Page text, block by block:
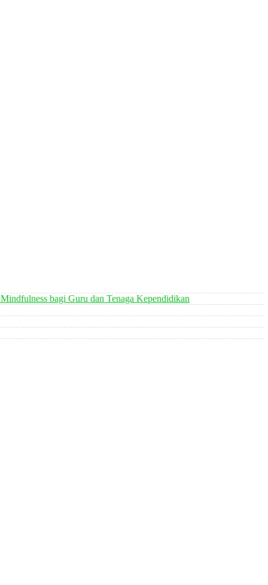
bagi Guru dan Tenaga Kependidikan